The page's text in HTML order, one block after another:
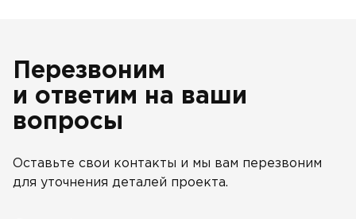
Перезвоним
и ответим на ваши
вопросы
Оставьте свои контакты и мы вам перезвоним
для уточнения деталей проекта.